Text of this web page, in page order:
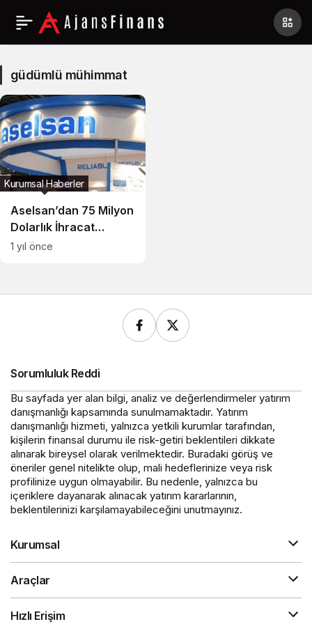
güdümlü
mühimmat
Haberleri
güdümlü mühimmat
Aselsan’dan 75 Milyon
Dolarlık İhracat
Sözleşmesi
Kurumsal Haberler
1 yıl önce
Sorumluluk Reddi
Bu sayfada yer alan bilgi, analiz ve değerlendirmeler yatırım
danışmanlığı kapsamında sunulmamaktadır. Yatırım
danışmanlığı hizmeti, yalnızca yetkili kurumlar tarafından,
kişilerin finansal durumu ile risk-getiri beklentileri dikkate
alınarak bireysel olarak verilmektedir. Buradaki görüş ve
öneriler genel nitelikte olup, mali hedeflerinize veya risk
profilinize uygun olmayabilir. Bu nedenle, yalnızca bu
içeriklere dayanarak alınacak yatırım kararlarının,
beklentilerinizi karşılamayabileceğini unutmayınız.
Kurumsal
Araçlar
Hızlı Erişim